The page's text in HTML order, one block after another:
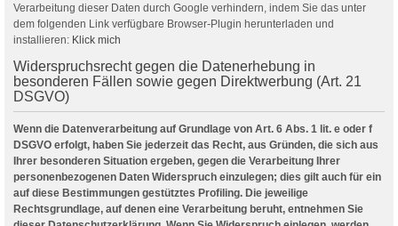
Verarbeitung dieser Daten durch Google verhindern, indem Sie das unter
dem folgenden Link verfügbare Browser-Plugin herunterladen und
installieren: Klick mich
Widerspruchsrecht gegen die Datenerhebung in
besonderen Fällen sowie gegen Direktwerbung (Art. 21
DSGVO)
Wenn die Datenverarbeitung auf Grundlage von Art. 6 Abs. 1 lit. e oder f
DSGVO erfolgt, haben Sie jederzeit das Recht, aus Gründen, die sich aus
Ihrer besonderen Situation ergeben, gegen die Verarbeitung Ihrer
personenbezogenen Daten Widerspruch einzulegen; dies gilt auch für ein
auf diese Bestimmungen gestütztes Profiling. Die jeweilige
Rechtsgrundlage, auf denen eine Verarbeitung beruht, entnehmen Sie